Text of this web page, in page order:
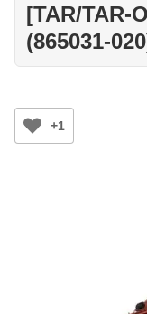
[TAR/TAR-
(865031-
+1